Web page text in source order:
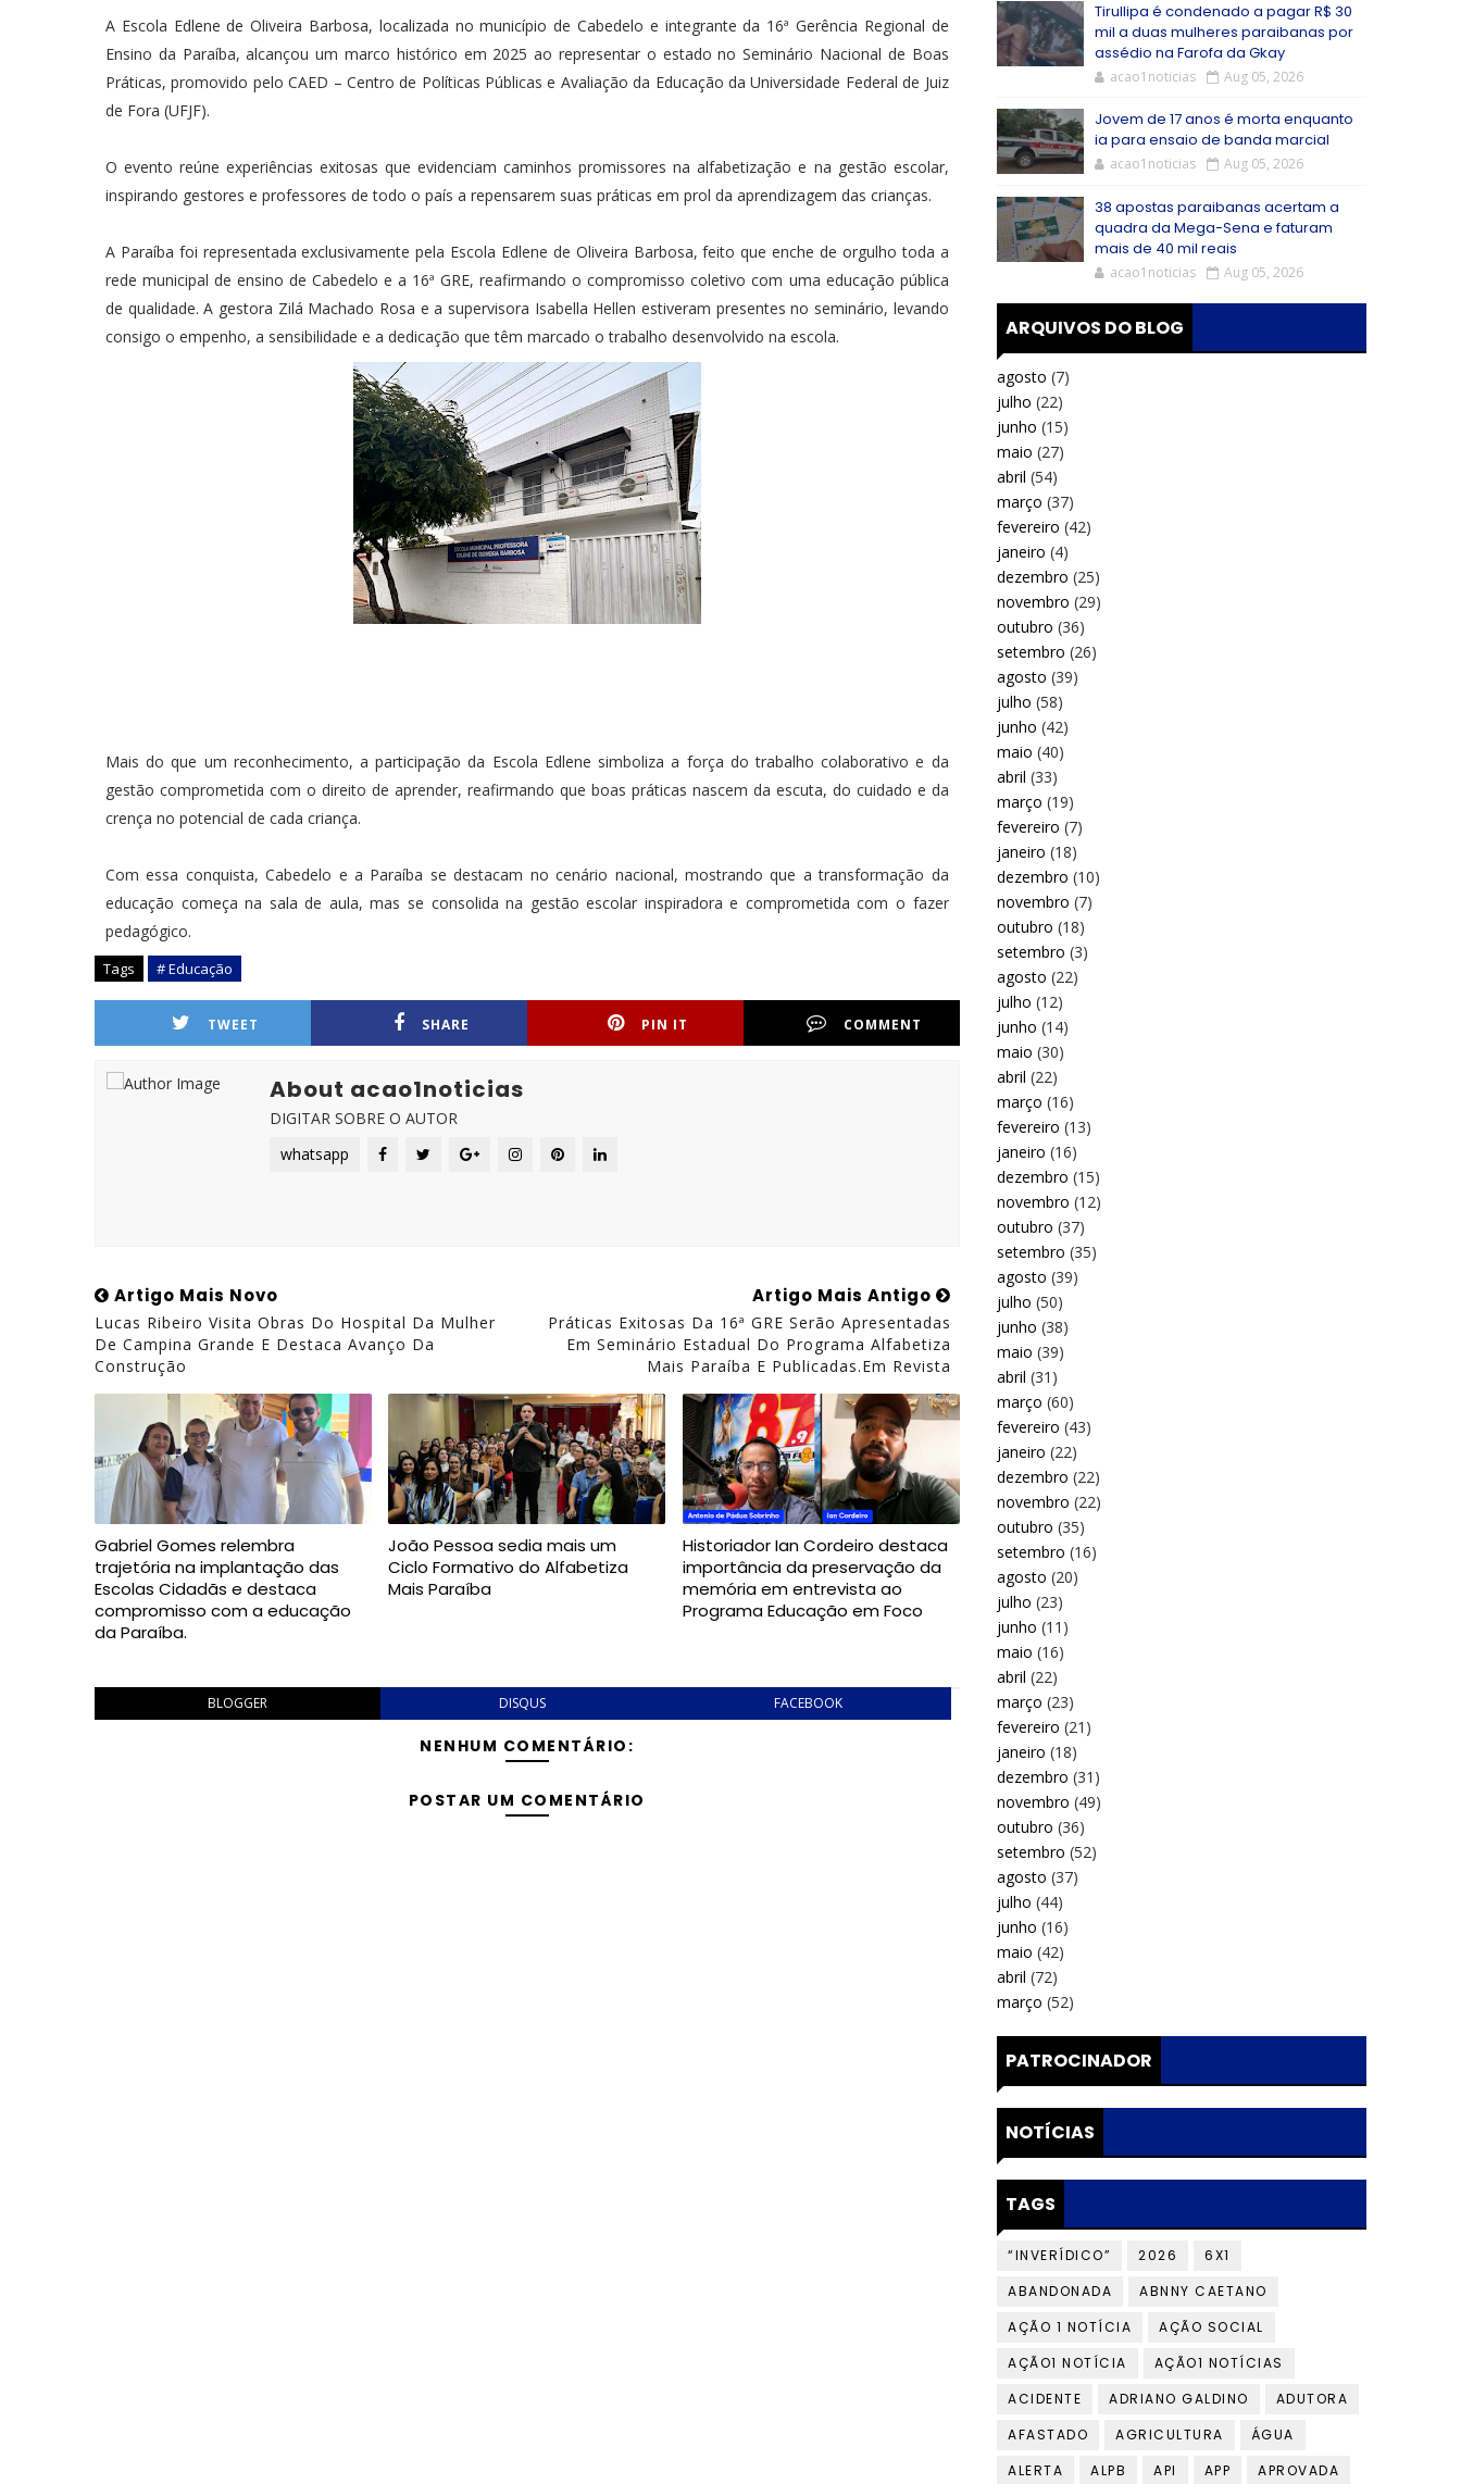
A Escola Edlene de Oliveira Barbosa, localizada no município de Cabedelo e integrante da 16ª Gerência Regional de
Ensino da Paraíba, alcançou um marco histórico em 2025 ao representar o estado no Seminário Nacional de Boas
Práticas, promovido pelo CAED – Centro de Políticas Públicas e Avaliação da Educação da Universidade Federal de Juiz
de Fora (UFJF).
O evento reúne experiências exitosas que evidenciam caminhos promissores na alfabetização e na gestão escolar,
inspirando gestores e professores de todo o país a repensarem suas práticas em prol da aprendizagem das crianças.
A Paraíba foi representada exclusivamente pela Escola Edlene de Oliveira Barbosa, feito que enche de orgulho toda a
rede municipal de ensino de Cabedelo e a 16ª GRE, reafirmando o compromisso coletivo com uma educação pública
de qualidade. A gestora Zilá Machado Rosa e a supervisora Isabella Hellen estiveram presentes no seminário, levando
consigo o empenho, a sensibilidade e a dedicação que têm marcado o trabalho desenvolvido na escola.
Mais do que um reconhecimento, a participação da Escola Edlene simboliza a força do trabalho colaborativo e da
gestão comprometida com o direito de aprender, reafirmando que boas práticas nascem da escuta, do cuidado e da
crença no potencial de cada criança.
Com essa conquista, Cabedelo e a Paraíba se destacam no cenário nacional, mostrando que a transformação da
educação começa na sala de aula, mas se consolida na gestão escolar inspiradora e comprometida com o fazer
pedagógico.
Tags # Educação
TWEET SHARE PIN IT COMMENT
About acao1noticias
DIGITAR SOBRE O AUTOR
whatsapp
Artigo Mais Novo
Lucas Ribeiro Visita Obras Do Hospital Da Mulher
De Campina Grande E Destaca Avanço Da
Construção
Artigo Mais Antigo
Práticas Exitosas Da 16ª GRE Serão Apresentadas
Em Seminário Estadual Do Programa Alfabetiza
Mais Paraíba E Publicadas.em Revista
Gabriel Gomes relembra
trajetória na implantação das
Escolas Cidadãs e destaca
compromisso com a educação
da Paraíba.
João Pessoa sedia mais um
Ciclo Formativo do Alfabetiza
Mais Paraíba
Historiador Ian Cordeiro destaca
importância da preservação da
memória em entrevista ao
Programa Educação em Foco
BLOGGER DISQUS FACEBOOK
NENHUM COMENTÁRIO:
POSTAR UM COMENTÁRIO
Tirullipa é condenado a pagar R$ 30
mil a duas mulheres paraibanas por
assédio na Farofa da Gkay
acao1noticias Aug 05, 2026
Jovem de 17 anos é morta enquanto
ia para ensaio de banda marcial
acao1noticias Aug 05, 2026
38 apostas paraibanas acertam a
quadra da Mega-Sena e faturam
mais de 40 mil reais
acao1noticias Aug 05, 2026
ARQUIVOS DO BLOG
agosto (7)
julho (22)
junho (15)
maio (27)
abril (54)
março (37)
fevereiro (42)
janeiro (4)
dezembro (25)
novembro (29)
outubro (36)
setembro (26)
agosto (39)
julho (58)
junho (42)
maio (40)
abril (33)
março (19)
fevereiro (7)
janeiro (18)
dezembro (10)
novembro (7)
outubro (18)
setembro (3)
agosto (22)
julho (12)
junho (14)
maio (30)
abril (22)
março (16)
fevereiro (13)
janeiro (16)
dezembro (15)
novembro (12)
outubro (37)
setembro (35)
agosto (39)
julho (50)
junho (38)
maio (39)
abril (31)
março (60)
fevereiro (43)
janeiro (22)
dezembro (22)
novembro (22)
outubro (35)
setembro (16)
agosto (20)
julho (23)
junho (11)
maio (16)
abril (22)
março (23)
fevereiro (21)
janeiro (18)
dezembro (31)
novembro (49)
outubro (36)
setembro (52)
agosto (37)
julho (44)
junho (16)
maio (42)
abril (72)
março (52)
PATROCINADOR
NOTÍCIAS
TAGS
“INVERÍDICO” 2026
6X1
ABANDONADA
ABNNY CAETANO
AÇÃO 1 NOTÍCIA
AÇÃO SOCIAL
AÇÃO1 NOTÍCIA
AÇÃO1 NOTÍCIAS
ACIDENTE
ADRIANO GALDINO
ADUTORA
AFASTADO
AGRICULTURA
ÁGUA
ALERTA
ALPB API APP APROVADA